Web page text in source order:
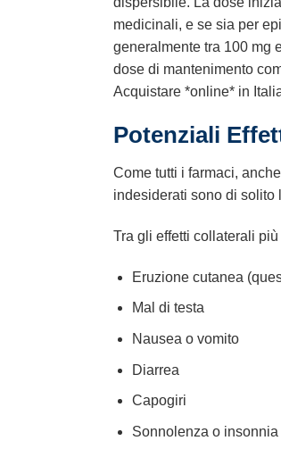
medicinali, e se sia per
generalmente tra 100 mg
dose di mantenimento
Acquistare *online* in
Potenziali
Come tutti i farmaci, anche
indesiderati sono di solito
Tra gli effetti collaterali
Eruzione cutanea
Mal di testa
Nausea o vomito
Diarrea
Capogiri
Sonnolenza o insonnia